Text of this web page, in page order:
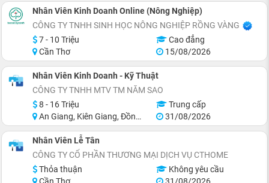
Nhân Viên Kinh Doanh Online (Nông Nghiệp)
CÔNG TY TNHH SINH HỌC NÔNG NGHIỆP RỒNG VÀNG
7 - 10 Triệu
Cao đẳng
Cần Thơ
15/08/2026
Nhân Viên Kinh Doanh - Kỹ Thuật
CÔNG TY TNHH MTV TM NĂM SAO
8 - 16 Triệu
Trung cấp
An Giang, Kiên Giang, Đồng Tháp, Sóc Trăng, Long An
31/08/2026
Nhân Viên Lễ Tân
CÔNG TY CỔ PHẦN THƯƠNG MẠI DỊCH VỤ CTHOME
Thỏa thuận
Không yêu cầu